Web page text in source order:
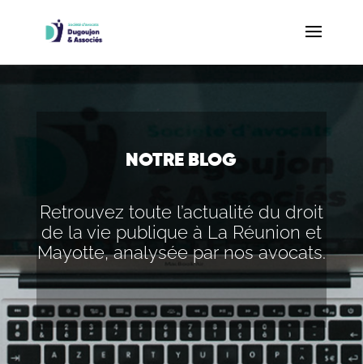
NOTRE BLOG
Retrouvez toute l’actualité du droit
de la vie publique à La Réunion et
Mayotte, analysée par nos avocats.